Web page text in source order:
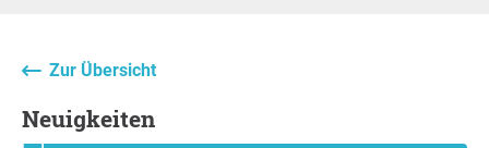
Zur Übersicht
Neuigkeiten